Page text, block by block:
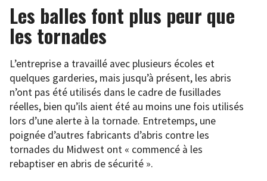
Les balles font plus peur que
les tornades
L’entreprise a travaillé avec plusieurs écoles et
quelques garderies, mais jusqu’à présent, les abris
n’ont pas été utilisés dans le cadre de fusillades
réelles, bien qu’ils aient été au moins une fois utilisés
lors d’une alerte à la tornade. Entretemps, une
poignée d’autres fabricants d’abris contre les
tornades du Midwest ont « commencé à les
rebaptiser en abris de sécurité ».